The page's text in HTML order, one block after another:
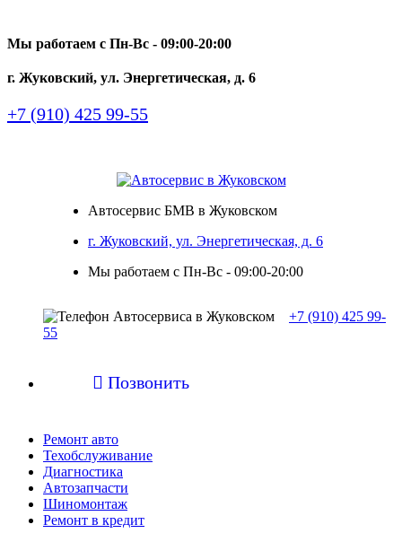
Мы работаем с Пн-Вc - 09:00-20:00
г. Жуковский, ул. Энергетическая, д. 6
+7 (910) 425 99-55
Автосервис БМВ в Жуковском
г. Жуковский, ул. Энергетическая, д. 6
Мы работаем с Пн-Вc - 09:00-20:00
+7 (910) 425 99-
55
 Позвонить
Ремонт авто
Техобслуживание
Диагностика
Автозапчасти
Шиномонтаж
Ремонт в кредит